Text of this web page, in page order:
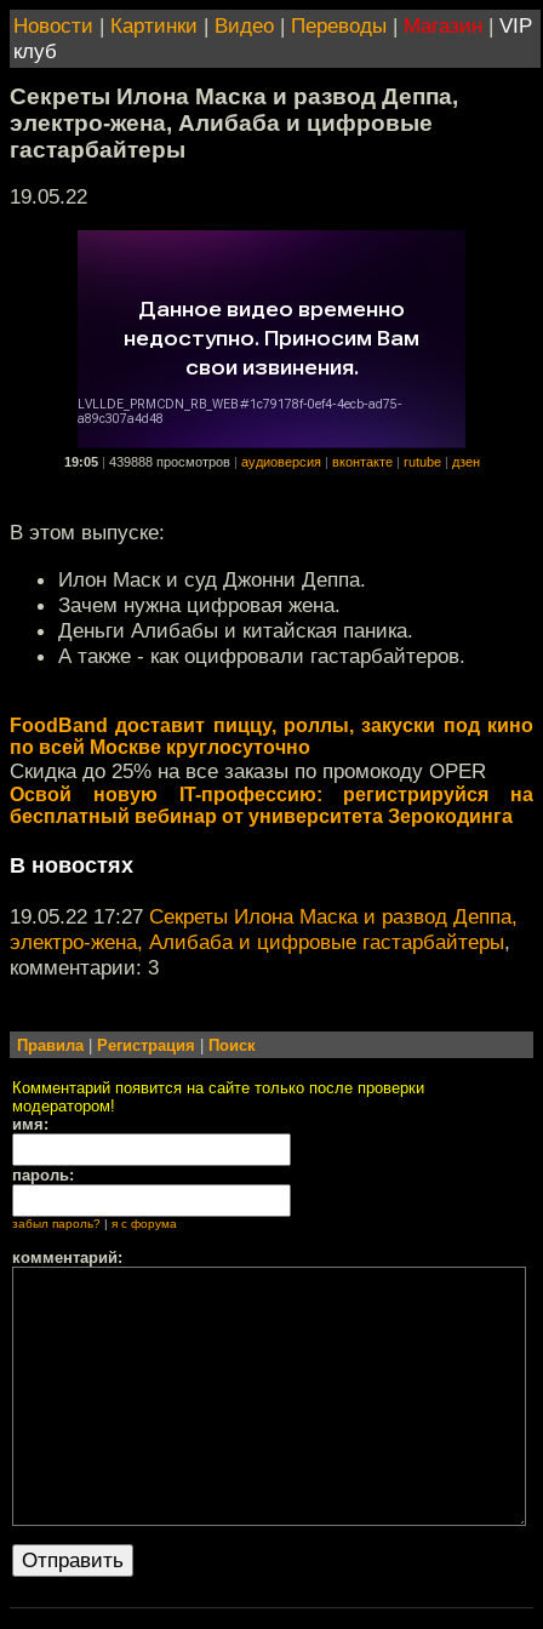
Новости | Картинки | Видео | Переводы | Магазин | VIP
клуб
Секреты Илона Маска и развод Деппа,
электро-жена, Алибаба и цифровые
гастарбайтеры
19.05.22
19:05 439888 просмотров аудиоверсия вконтакте rutube дзен
В этом выпуске:
Илон Маск и суд Джонни Деппа.
Зачем нужна цифровая жена.
Деньги Алибабы и китайская паника.
А также - как оцифровали гастарбайтеров.
FoodBand доставит пиццу, роллы, закуски под кино
по всей Москве круглосуточно
Скидка до 25% на все заказы по промокоду OPER
Освой новую IT-профессию: регистрируйся на
бесплатный вебинар от университета Зерокодинга
В новостях
19.05.22 17:27 Секреты Илона Маска и развод Деппа,
электро-жена, Алибаба и цифровые гастарбайтеры,
комментарии: 3
Правила| Регистрация Поиск
Комментарий появится на сайте только после проверки
модератором!
имя:
пароль:
забыл пароль? | я с форума
комментарий: